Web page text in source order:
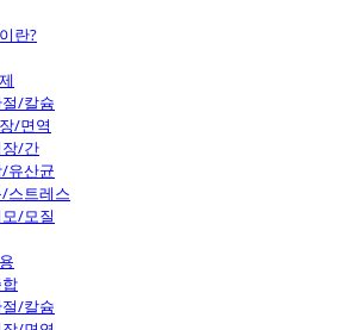
란?
/칼슘
/면역
장/간
유산균
스트레스
/모질
/칼슘